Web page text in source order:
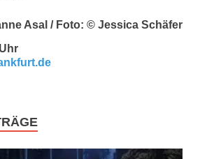
Asal / Foto: © Jessica Schäfer